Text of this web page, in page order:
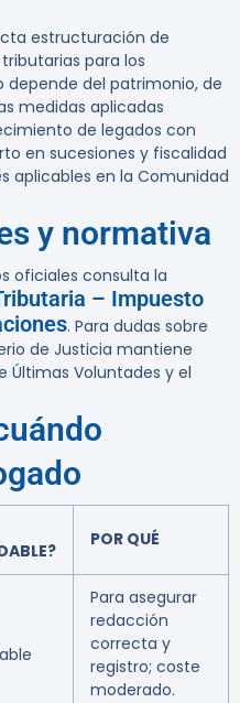
estructuración de
para los
depende del patrimonio, de
medidas aplicadas
de legados con
en sucesiones y fiscalidad
aplicables en la Comunidad
y normativa
oficiales consulta la
– Impuesto
. Para dudas sobre
de Justicia mantiene
Últimas Voluntades y el
POR QUÉ
Para asegurar
redacción
correcta y
registro; coste
moderado.